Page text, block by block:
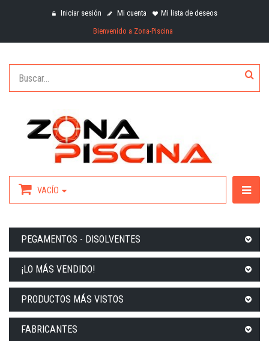
Iniciar sesión Mi cuenta
Mi lista de deseos
Bienvenido a Zona-Piscina
VACÍO
PEGAMENTOS - DISOLVENTES
¡LO MÁS VENDIDO!
PRODUCTOS MÁS VISTOS
FABRICANTES